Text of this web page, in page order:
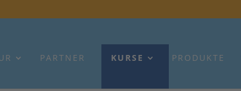
PARTNER KURSE PRODUKTE